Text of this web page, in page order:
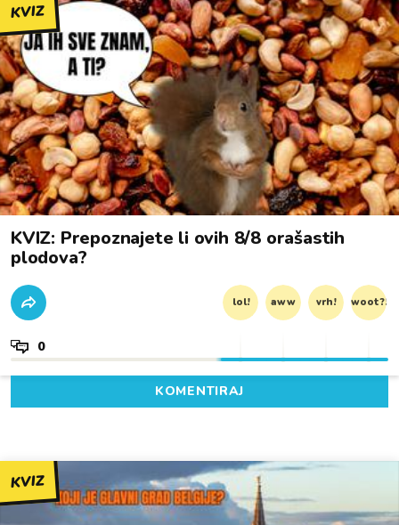
KVIZ
KVIZ: Prepoznajete li ovih 8/8 orašastih
plodova?
lol! aww vrh! woot?!
0
KOMENTIRAJ
KVIZ